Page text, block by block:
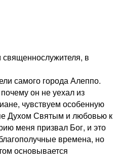
в
самого города Алеппо.
он не уехал из
чувствуем особенную
Духом Святым и любовью к
меня призвал Бог, и это
времена, но
основывается